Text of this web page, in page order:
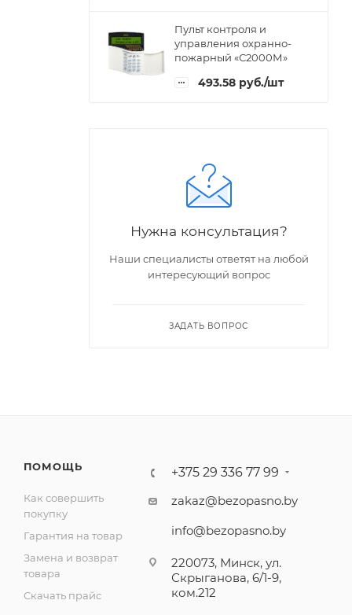
Пульт контроля и
управления охранно-
пожарный «С2000М»
493.58 руб./шт
Нужна консультация?
Наши специалисты ответят на любой
интересующий вопрос
ЗАДАТЬ ВОПРОС
ПОМОЩЬ
Как совершить
покупку
Гарантия на товар
Замена и возврат
товара
Скачать прайс
+375 29 336 77 99
zakaz@bezopasno.by
info@bezopasno.by
220073, Минск, ул.
Скрыганова, 6/1-9,
ком.212